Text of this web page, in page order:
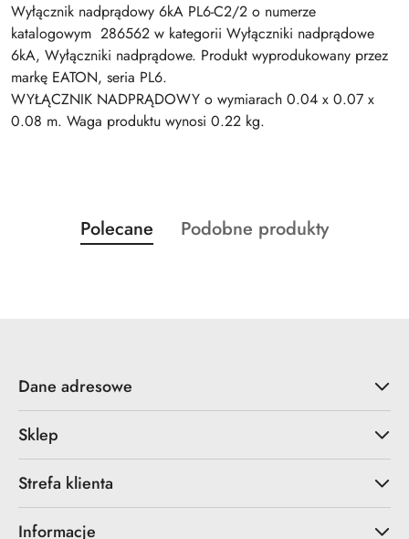
Wyłącznik nadprądowy 6kA PL6-C2/2 o numerze
katalogowym 286562 w kategorii Wyłączniki nadprądowe
6kA, Wyłączniki nadprądowe. Produkt wyprodukowany przez
markę EATON, seria PL6.
WYŁĄCZNIK NADPRĄDOWY o wymiarach 0.04 x 0.07 x
0.08 m. Waga produktu wynosi 0.22 kg.
Pomiń karuzelę produktów
Produkty
o
Polecane
Produkty
Podobne produkty
Dane adresowe
Sklep
Strefa klienta
Informacje